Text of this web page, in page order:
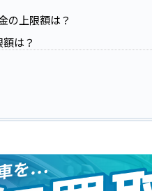
の上限額は？
は？